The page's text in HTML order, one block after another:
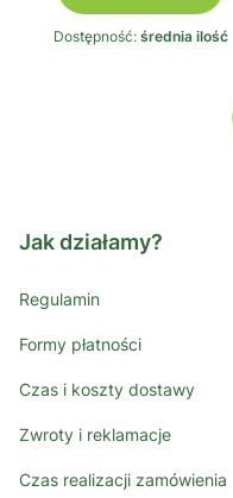
Dostępność: średnia ilość
Jak działamy?
Regulamin
Formy płatności
Czas i koszty dostawy
Zwroty i reklamacje
Czas realizacji zamówienia